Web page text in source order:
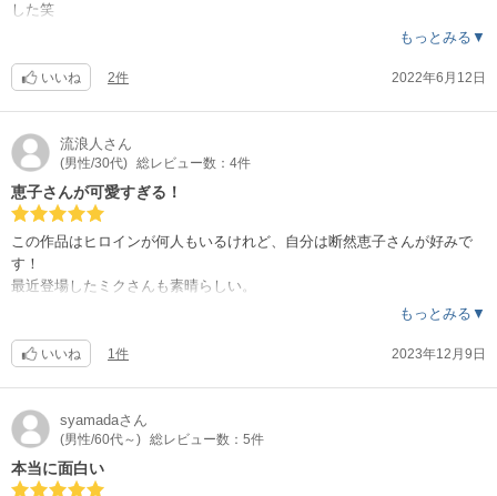
した笑
簡単にエッチまでいかないもどかしさが逆に興奮につながりますし、た
早く続きが読みたくてうずうずしますがとりあえず続編を楽しみに待と
もっとみる▼
いいね 2件 2022年6月12日
流浪人 さん
(男性/30代) 総レビュー数：4件
恵子さんが可愛すぎる！
この作品はヒロインが何人もいるけれど、自分は断然恵子さんが好みで
す！
最近登場したミクさんも素晴らしい。
もっとみる▼
いいね 1件 2023年12月9日
syamadaさん
(男性/60代～) 総レビュー数：5件
本当に面白い